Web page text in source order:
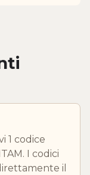
1 codice
I codici
il